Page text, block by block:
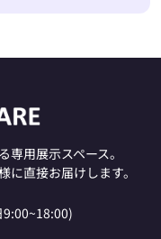
用展示スペース。
直接お届けします。
9:00~18:00)